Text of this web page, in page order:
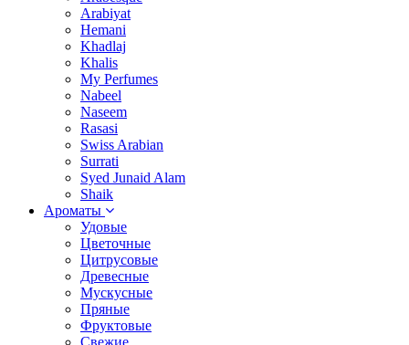
Arabiyat
Hemani
Khadlaj
Khalis
My Perfumes
Nabeel
Naseem
Rasasi
Swiss Arabian
Surrati
Syed Junaid Alam
Shaik
Ароматы
Удовые
Цветочные
Цитрусовые
Древесные
Мускусные
Пряные
Фруктовые
Свежие